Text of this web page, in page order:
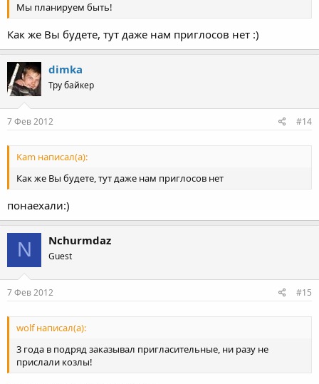
Мы планируем быть!
Как же Вы будете, тут даже нам приглосов нет :)
dimka
Тру байкер
7 Фев 2012 #14
Kam написал(а):
Как же Вы будете, тут даже нам приглосов нет
понаехали:)
N Nchurmdaz
Guest
7 Фев 2012 #15
wolf написал(а):
3 года в подряд заказывал пригласительные, ни разу не
прислали козлы!